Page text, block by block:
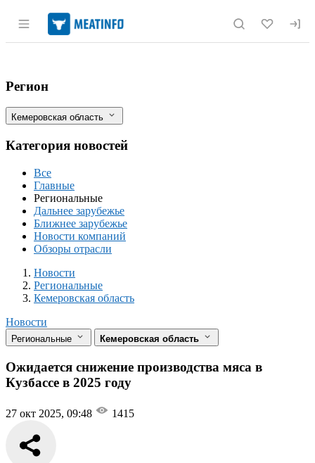
Раздел навигации по сайту
Ожидается снижение производства
Фильтры
Регион
Кемеровская область
Категория новостей
Все
Главные
Региональные
Дальнее зарубежье
Ближнее зарубежье
Новости компаний
Обзоры отрасли
Новости
Разделы
Новости
Региональные
Кемеровская область
Новости
Региональные Кемеровская область
Ожидается снижение производства мяса в
Кузбассе в 2025 году
27 окт 2025, 09:48 1415